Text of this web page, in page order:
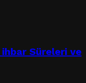
ihbar Süreleri ve